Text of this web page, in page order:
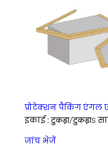
प्रोटेक्शन पैकिंग एंगल
इकाई :टुकड़ा/टुकड़ाs
जांच भेजें